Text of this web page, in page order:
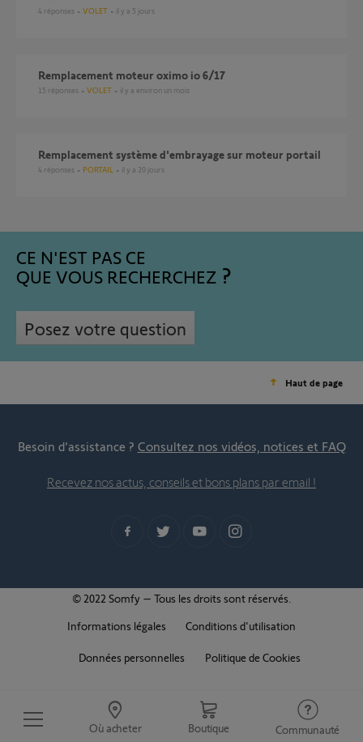
Où acheter Boutique Communauté
4 réponses VOLET il y a 5 jours
Remplacement moteur oximo io 6/17
15 réponses VOLET il y a environ un mois
Remplacement système d'embrayage sur moteur portail
4 réponses PORTAIL il y a 20 jours
CE N'EST PAS CE
QUE VOUS RECHERCHEZ
Posez votre question
Haut de page
Besoin d’assistance ? Consultez nos vidéos, notices et FAQ
Recevez nos actus, conseils et bons plans par email !
© 2022 Somfy – Tous les droits sont réservés.
Informations légales
Conditions d'utilisation
Données personnelles Politique de Cookies